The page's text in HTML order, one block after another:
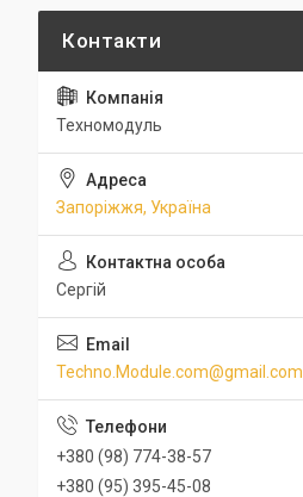
Техномодуль
Запоріжжя, Україна
Сергій
Techno.Module.com@gmail.com
+380 (98) 774-38-57
+380 (95) 395-45-08